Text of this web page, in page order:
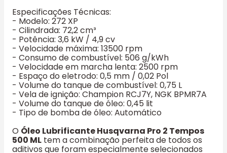
Especificações Técnicas:
- Modelo: 272 XP
- Cilindrada: 72,2 cm³
- Potência: 3,6 kW / 4,9 cv
- Velocidade máxima: 13500 rpm
- Consumo de combustível: 506 g/kWh
- Velocidade em marcha lenta: 2500 rpm
- Espaço do eletrodo: 0,5 mm / 0,02 Pol
- Volume do tanque de combustível: 0,75 L
- Vela de ignição: Champion RCJ7Y, NGK BPMR7A
- Volume do tanque de óleo: 0,45 lit
- Tipo de bomba de óleo: Automático
O Óleo Lubrificante Husqvarna Pro 2 Tempos
500 ML tem a combinação perfeita de todos os
aditivos que foram especialmente selecionados